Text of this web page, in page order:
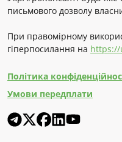
письмового дозволу
При правомірному
гіперпосилання на https://
Політика
Умови передплати